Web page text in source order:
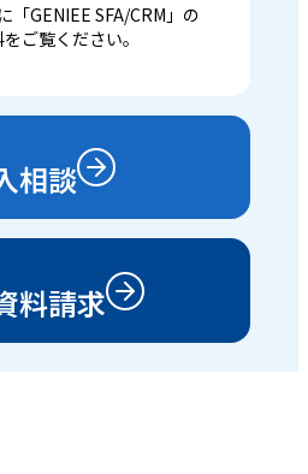
「GENIEE SFA/CRM」の
ご覧ください。
相談
料請求